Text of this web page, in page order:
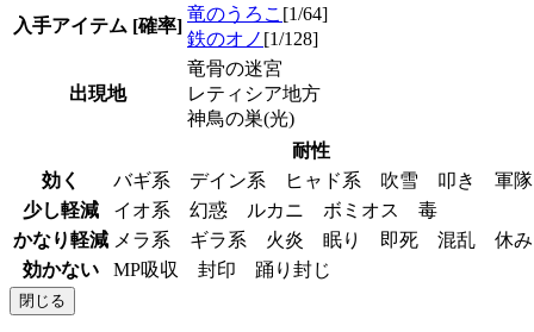
入手アイテム [確率]
竜のうろこ [1/64]
鉄のオノ [1/128]
出現地
竜骨の迷宮
レティシア地方
神鳥の巣(光)
耐性
効く
バギ系 デイン系 ヒャド系 吹雪 叩き 軍
少し軽減
イオ系 幻惑 ルカニ ボミオス 毒
かなり軽減 メラ系 ギラ系 火炎 眠り 即死 混乱 休
効かない
MP吸収 封印 踊り封じ
閉じる